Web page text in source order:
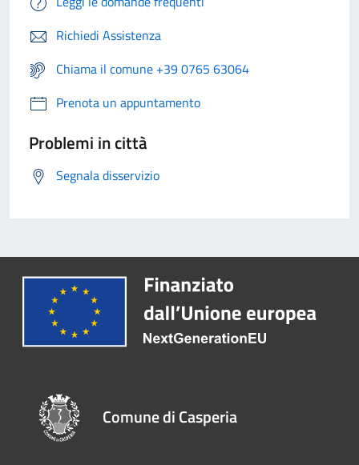
Richiedi Assistenza
Chiama il comune +39 0765 63064
Prenota un appuntamento
Problemi in città
Segnala disservizio
Comune di Casperia